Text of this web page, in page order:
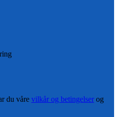
du våre vilkår og betingelser og